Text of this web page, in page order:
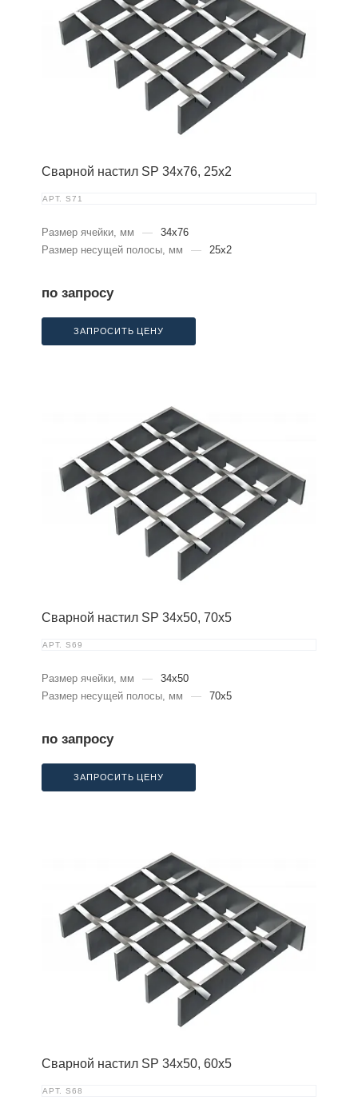
Сварной настил SP 34х76, 25х2
АРТ. S71
Размер ячейки, мм —
34x76
Размер несущей полосы, мм
— 25x2
по запросу
ЗАПРОСИТЬ ЦЕНУ
Сварной настил SP 34х50, 70х5
АРТ. S69
Размер ячейки, мм —
34x50
Размер несущей полосы, мм
— 70x5
по запросу
ЗАПРОСИТЬ ЦЕНУ
Сварной настил SP 34х50, 60х5
АРТ. S68